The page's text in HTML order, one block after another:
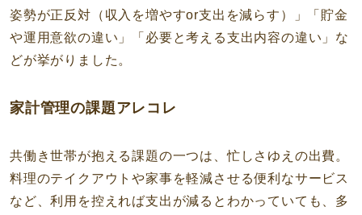
姿勢が正反対（収入を増やすor支出を減らす）」「貯金
や運用意欲の違い」「必要と考える支出内容の違い」な
どが挙がりました。
家計管理の課題アレコレ
共働き世帯が抱える課題の一つは、忙しさゆえの出費。
料理のテイクアウトや家事を軽減させる便利なサービス
など、利用を控えれば支出が減るとわかっていても、多